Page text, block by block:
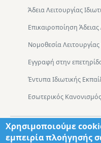
Άδεια Λειτουργίας
Επικαιροποίηση Άδειας
Νομοθεσία
Εγγραφή στην
Έντυπα Ιδιωτικής
Εσωτερικός
Footer
Τμήματα Χάρτης
Χρησιμοποιούμε
εμπειρία πλοήγησής